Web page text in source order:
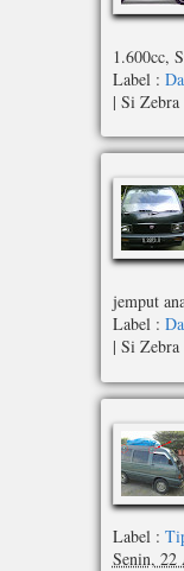
1.600cc,
Label :
| Si Zebra
jemput
Label :
| Si Zebra
Label :
Senin, 22